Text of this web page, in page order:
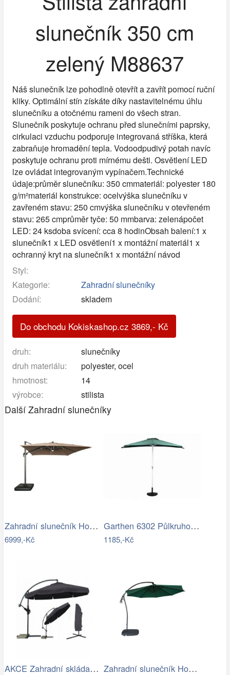
slunečník 350 cm
zelený M88637
Náš slunečník lze pohodlně otevřít a zavřít pomocí ruční
kliky. Optimální stín získáte díky nastavitelnému úhlu
slunečníku a otočnému rameni do všech stran.
Slunečník poskytuje ochranu před slunečními paprsky,
cirkulaci vzduchu podporuje integrovaná stříška, která
zabraňuje hromadění tepla. Vodoodpudivý potah navíc
poskytuje ochranu proti mírnému dešti. Osvětlení LED
lze ovládat integrovaným vypínačem.Technické
údaje:průměr slunečníku: 350 cmmateriál: polyester 180
g/m²materiál konstrukce: ocelvýška slunečníku v
zavřeném stavu: 250 cmvýška slunečníku v otevřeném
stavu: 265 cmprůměr tyče: 50 mmbarva: zelenápočet
LED: 24 ksdoba svícení: cca 8 hodinObsah balení:1 x
slunečník1 x LED osvětlení1 x montážní materiál1 x
ochranný kryt na slunečník1 x montážní návod
Styl:
Kategorie:
Zahradní slunečníky
Dodání:
skladem
Do obchodu Kokiskashop.cz 3869,- Kč
druh:
slunečníky
druh materiálu:
polyester, ocel
hmotnost:
14
výrobce:
stilista
Další Zahradní slunečníky
Zahradní slunečník Houseland Vexon s…
6999,-Kč
Garthen 6302 Půlkruhový zahradní…
1185,-Kč
AKCE Zahradní skládací slunečník LEVI… Zahradní slunečník Houseland Vortexa…